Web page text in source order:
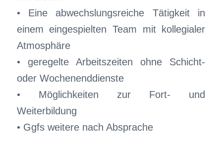
• Eine abwechslungsreiche Tätigkeit in
einem eingespielten Team mit kollegialer
Atmosphäre
• geregelte Arbeitszeiten ohne Schicht-
oder Wochenenddienste
• Möglichkeiten zur Fort- und
Weiterbildung
• Ggfs weitere nach Absprache